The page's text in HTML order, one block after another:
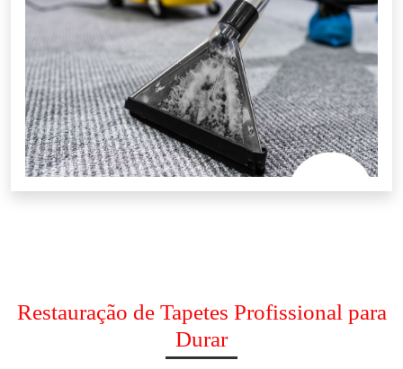
Restauração de Tapetes Profissional para
Durar